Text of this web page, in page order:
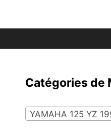
Catégories de
YAMAHA 125 YZ